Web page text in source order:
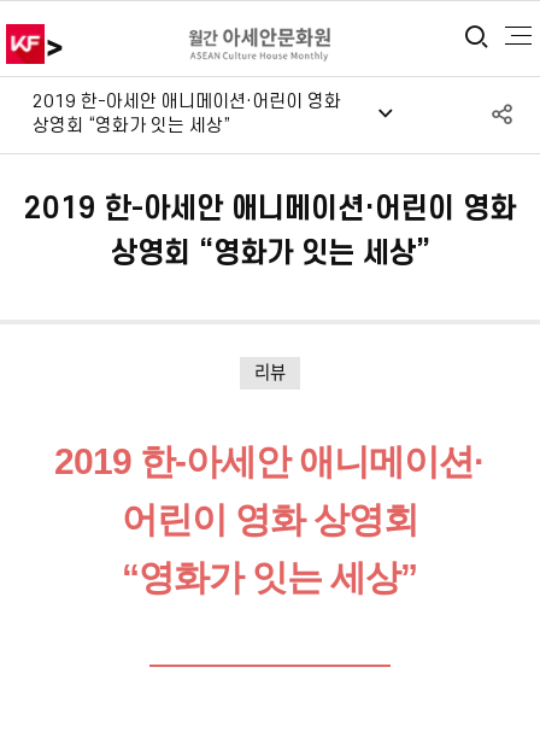
> 통
2019 한-아세안 애니메이션·어린이 영화
상영회 “영화가 잇는 세상”
2019 한-아세안 애니메이션·어린이 영화
상영회 “영화가 잇는 세상”
리뷰
2019 한-아세안 애니메이션·
어린이 영화 상영회
“영화가 잇는 세상”